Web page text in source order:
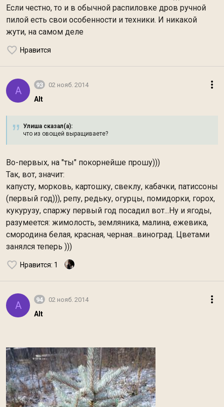
Если честно, то и в обычной распиловке дров ручной
пилой есть свои особенности и техники. И никакой
жути, на самом деле
Нравится
A 93 02 нояб. 2014
Alt
Улиша сказал(а):
что из овощей выращиваете?
Во-первых, на "ты" покорнейше прошу)))
Так, вот, значит:
капусту, морковь, картошку, свеклу, кабачки, патиссоны
(первый год))), репу, редьку, огурцы, помидорки, горох,
кукурузу, спаржу первый год посадил вот...Ну и ягоды,
разумеется: жимолость, земляника, малина, ежевика,
смородина белая, красная, черная...виноград. Цветами
занялся теперь )))
Нравится: 1
A 94 02 нояб. 2014
Alt